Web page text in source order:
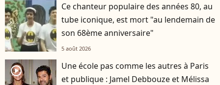
Ce chanteur populaire des années 80, au
tube iconique, est mort "au lendemain de
son 68ème anniversaire"
5 août 2026
player2
Une école pas comme les autres à Paris
et publique : Jamel Debbouze et Mélissa